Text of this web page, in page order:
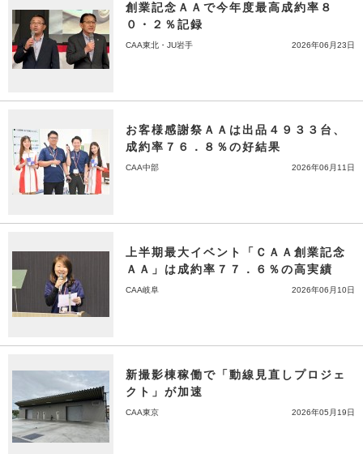
創業記念ＡＡで今年度最高成約率８
０・２％記録
CAA東北・JU岩手 2026年06月23日
お客様感謝祭ＡＡは出品４９３３台、
成約率７６．８％の好結果
CAA中部 2026年06月11日
上半期最大イベント「ＣＡＡ創業記念
ＡＡ」は成約率７７．６％の高実績
CAA岐阜 2026年06月10日
新撮影棟稼働で「動線見直しプロジェ
クト」が加速
CAA東京 2026年05月19日